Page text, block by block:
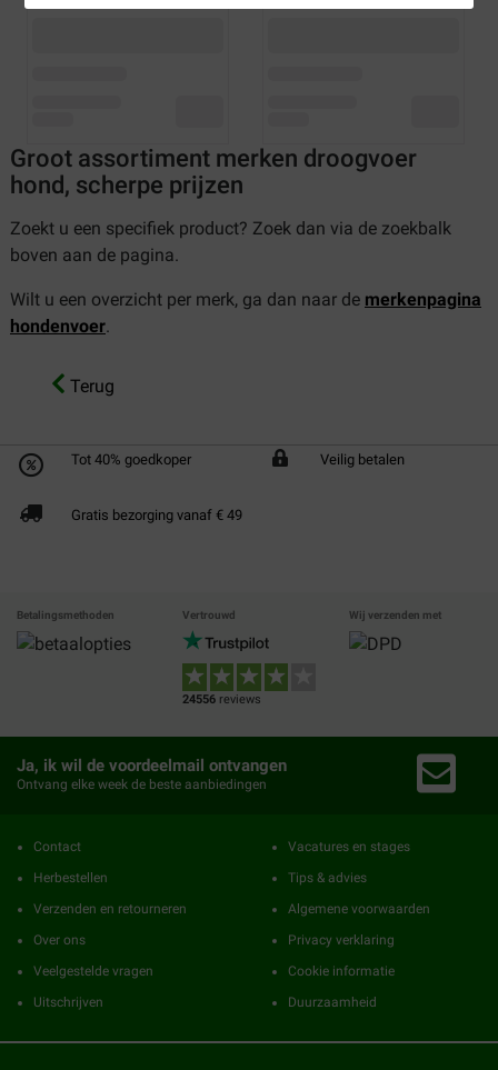
Groot assortiment merken droogvoer
hond, scherpe prijzen
Zoekt u een specifiek product? Zoek dan via de zoekbalk
boven aan de pagina.
Wilt u een overzicht per merk, ga dan naar de merkenpagina
hondenvoer.
Terug
Tot 40% goedkoper Veilig betalen
Gratis bezorging vanaf € 49
Betalingsmethoden Vertrouwd
24556 reviews
Wij verzenden met
Ja, ik wil de voordeelmail ontvangen
Ontvang elke week de beste aanbiedingen
Contact
Herbestellen
Verzenden en retourneren
Over ons
Veelgestelde vragen
Uitschrijven
Vacatures en stages
Tips & advies
Algemene voorwaarden
Privacy verklaring
Cookie informatie
Duurzaamheid